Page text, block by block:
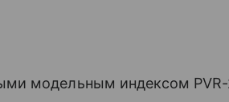
модельным индексом